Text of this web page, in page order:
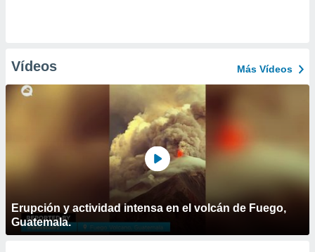
Vídeos Más Vídeos
Erupción y actividad intensa en el volcán de Fuego,
Guatemala.